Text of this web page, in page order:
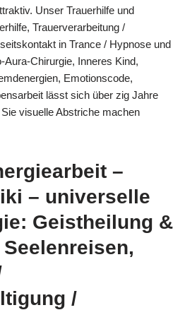
Unser Trauerhilfe und
Trauerverarbeitung /
in Trance / Hypnose und
Chirurgie, Inneres Kind,
Emotionscode,
lässt sich über zig Jahre
visuelle Abstriche machen
–
– universelle
Geistheilung &
/